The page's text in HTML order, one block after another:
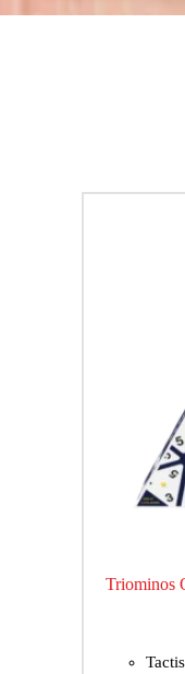
Triominos